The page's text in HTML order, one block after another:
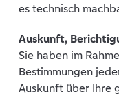
es technisch
Auskunft,
Sie haben im
Bestimmungen
Auskunft über Ihre